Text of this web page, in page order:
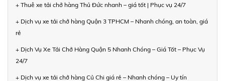
+ Thuê xe tải chở hàng Thủ Đức nhanh – giá tốt | Phục vụ 24/7
+ Dịch vụ xe tải chở hàng Quận 3 TPHCM – Nhanh chóng, an toàn, giá
rẻ
+ Dịch Vụ Xe Tải Chở Hàng Quận 5 Nhanh Chóng – Giá Tốt – Phục Vụ
24/7
+ Dịch vụ xe tải chở hàng Củ Chi giá rẻ – Nhanh chóng – Uy tín